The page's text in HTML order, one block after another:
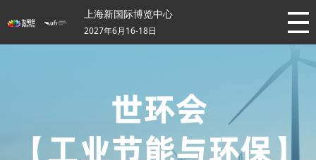
上海新国际博览中心
2027年6月16-18日